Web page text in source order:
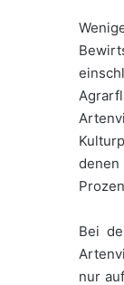
denen
Bei
nur